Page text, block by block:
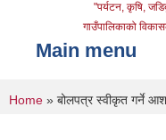
"पर्यटन, कृषि,
गाउँपालिकाको
Main menu
You are here
Home » बोलपत्र स्वीकृत गर्ने